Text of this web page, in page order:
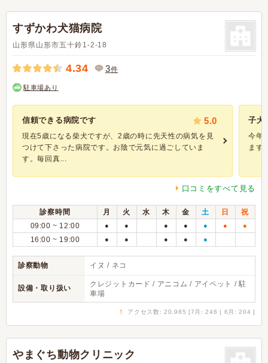
すずかわ犬猫病院
山形県山形市五十鈴1-2-18
4.34 3件
駐車場あり
信頼できる病院です 5.0
現在5歳になる柴犬ですが、2歳の時に先天性の病気を見
つけて下さった病院です。お陰で元気に過ごしていま
す。毎回真...
子犬
今年
ます
口コミをすべて見る
診察時間 月 火 水 木 金 土 日
祝
09:00 ~ 12:00
● ● ● ● ● ● ●
16:00 ~ 19:00 ● ● ● ● ●
診察動物 イヌ / ネコ
設備・取り扱い
クレジットカード / アニコム / アイペット / 駐
車場
↑ アクセス数: 20,985 [7月: 246 | 6月: 204 ]
やまぐち動物クリニック